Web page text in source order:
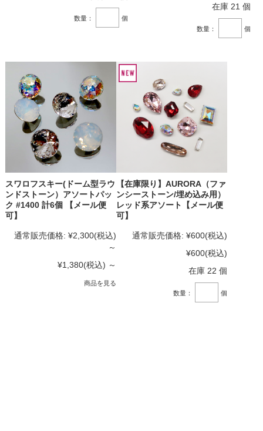
数量： 個
在庫 21 個
数量： 個
スワロフスキー(ドーム型ラウ
ンドストーン）アソートパッ
ク #1400 計6個 【メール便
可】
通常販売価格: ¥2,300(税込)
～
¥1,380(税込) ～
商品を見る
【在庫限り】AURORA（ファ
ンシーストーン/埋め込み用）
レッド系アソート【メール便
可】
通常販売価格: ¥600(税込)
¥600(税込)
在庫 22 個
数量： 個